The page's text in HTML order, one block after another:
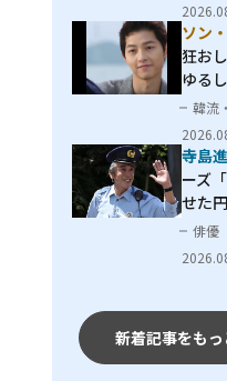
ソン
狂お
ゆる
男」
韓流
寺島進
ーズ
せた
俳優
新着記事をも